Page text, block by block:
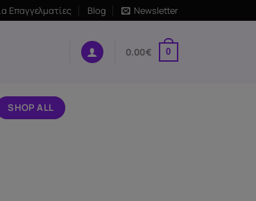
Επαγγελματίες Blog Newsletter
0.00€ 0
SHOP ALL